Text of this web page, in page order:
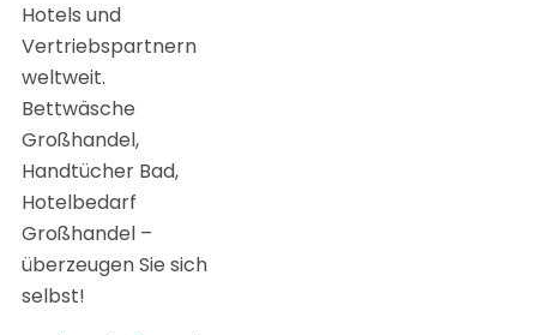
Hotels und
Vertriebspartnern
weltweit.
Bettwäsche
Großhandel,
Handtücher Bad,
Hotelbedarf
Großhandel –
überzeugen Sie sich
selbst!